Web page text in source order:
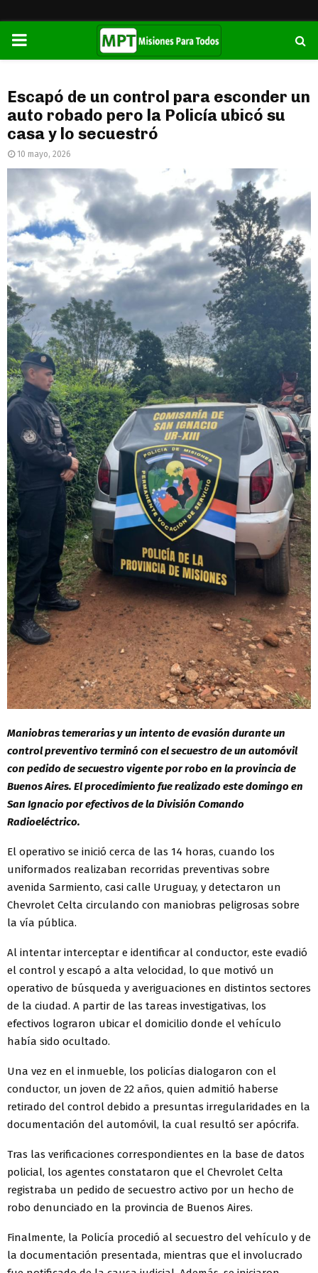
PRIMARY
Escapó de un control para esconder un
auto robado pero la Policía ubicó su
casa y lo secuestró
10 mayo, 2026
Maniobras temerarias y un intento de evasión durante un
control preventivo terminó con el secuestro de un automóvil
con pedido de secuestro vigente por robo en la provincia de
Buenos Aires. El procedimiento fue realizado este domingo en
San Ignacio por efectivos de la División Comando
Radioeléctrico.
El operativo se inició cerca de las 14 horas, cuando los
uniformados realizaban recorridas preventivas sobre
avenida Sarmiento, casi calle Uruguay, y detectaron un
Chevrolet Celta circulando con maniobras peligrosas sobre
la vía pública.
Al intentar interceptar e identificar al conductor, este evadió
el control y escapó a alta velocidad, lo que motivó un
operativo de búsqueda y averiguaciones en distintos sectores
de la ciudad. A partir de las tareas investigativas, los
efectivos lograron ubicar el domicilio donde el vehículo
había sido ocultado.
Una vez en el inmueble, los policías dialogaron con el
conductor, un joven de 22 años, quien admitió haberse
retirado del control debido a presuntas irregularidades en la
documentación del automóvil, la cual resultó ser apócrifa.
Tras las verificaciones correspondientes en la base de datos
policial, los agentes constataron que el Chevrolet Celta
registraba un pedido de secuestro activo por un hecho de
robo denunciado en la provincia de Buenos Aires.
Finalmente, la Policía procedió al secuestro del vehículo y de
la documentación presentada, mientras que el involucrado